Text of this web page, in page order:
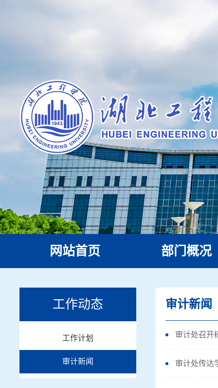
网站首页 部门概况
工作动态
工作计划
审计新闻
审计新闻
审计处召开
审计处传达